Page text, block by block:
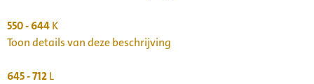
550 - 644K
Toon details van deze beschrijving
645 - 712L